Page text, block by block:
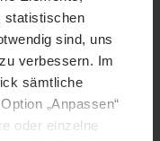
statistischen
sind, uns
verbessern. Im
sämtliche
„Anpassen“
oder einzelne
Kiel